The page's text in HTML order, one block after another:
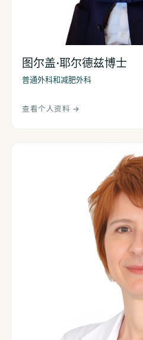
图尔盖·耶尔德兹博士
普通外科和减肥外科
查看个人资料 →